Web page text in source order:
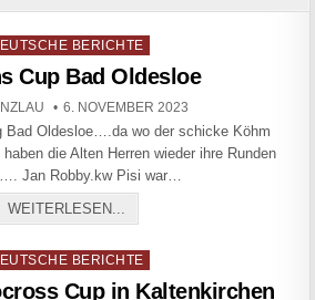
in BERICHTE
Cup Bad Oldesloe
PUBLISHED DATE:
6. NOVEMBER 2023
Bad Oldesloe….da wo der schicke Köhm
die Alten Herren wieder ihre Runden
Jan Robby.kw Pisi war…
WEITERLESEN...
in BERICHTE
Cup in Kaltenkirchen